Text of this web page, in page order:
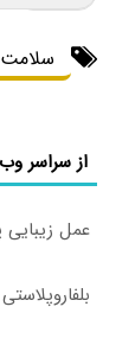
سلامت
از سراسر وب
عمل زیبایی پلک بدون
بلفاروپلاستی پلک پایین با